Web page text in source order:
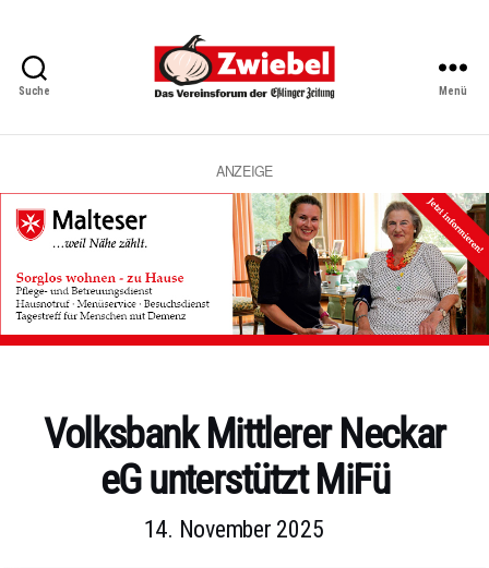
Suche
Vereinsforum
Eßlinger
Zeitung
Menü
ANZEIGE
Kategorien
Volksbank Mittlerer Neckar
eG unterstützt MiFü
14. November 2025